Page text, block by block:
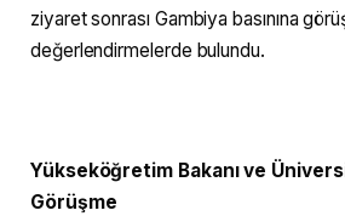
ziyaret sonrası Gambiya basınına
değerlendirmelerde bulundu.
Yükseköğretim Bakanı ve
Görüşme